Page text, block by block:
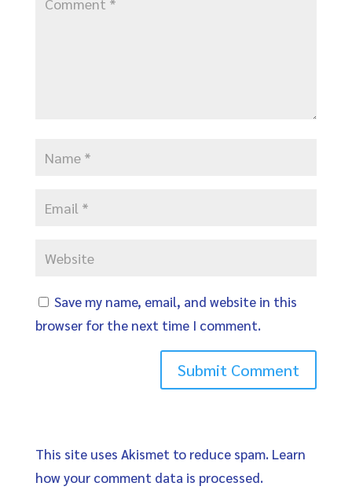
Save my name, email, and website in this
browser for the next time I comment.
This site uses Akismet to reduce spam. Learn
how your comment data is processed.